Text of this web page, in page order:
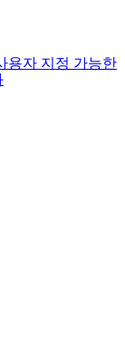
용자 지정 가능한